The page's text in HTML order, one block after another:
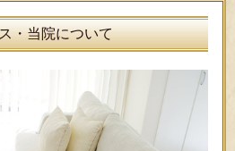
・当院について